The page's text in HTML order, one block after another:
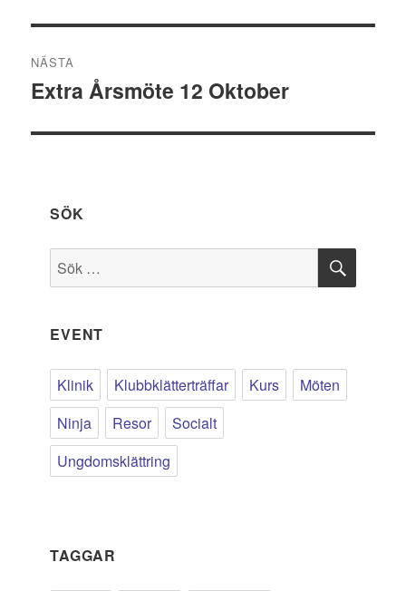
NÄSTA
Nästa
Extra Årsmöte 12 Oktober
SÖK
Sök
efter:
SÖK
EVENT
Klinik Klubbklätterträffar Kurs
Möten
Ninja
Resor
Socialt
Ungdomsklättring
TAGGAR